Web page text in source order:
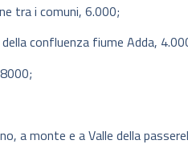
tra i comuni, 6.000;
confluenza fiume Adda,
a monte e a Valle della